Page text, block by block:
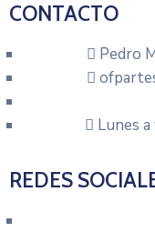
CONTACTO
Pedro
Lunes
REDES